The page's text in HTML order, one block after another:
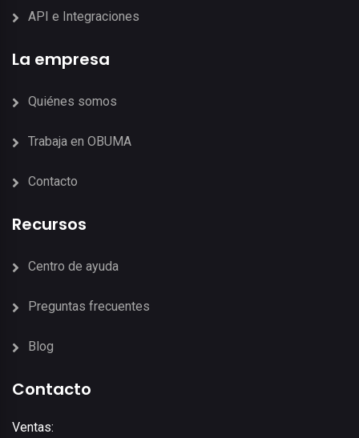
API e Integraciones
La empresa
Quiénes somos
Trabaja en OBUMA
Contacto
Recursos
Centro de ayuda
Preguntas frecuentes
Blog
Contacto
Ventas: